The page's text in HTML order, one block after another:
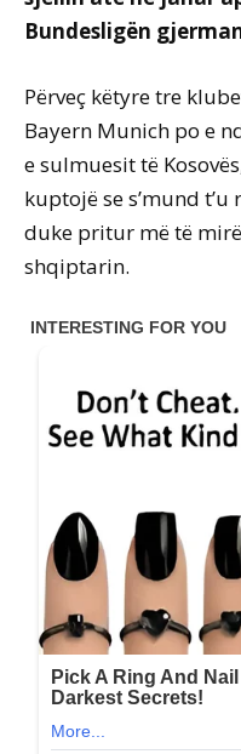
Bundesligën
Përveç këtyre tre
Bayern Munich po e
e sulmuesit të
kuptojë se s’mund
duke pritur më të
shqiptarin.